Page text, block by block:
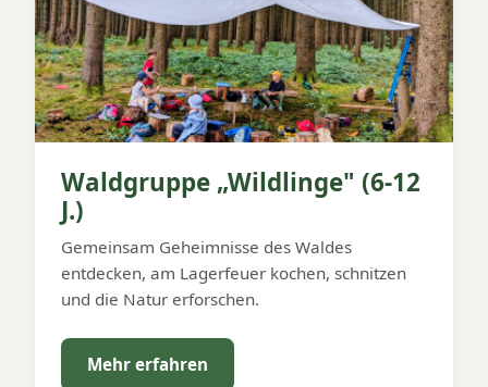
Waldgruppe „Wildlinge" (6-12
J.)
Gemeinsam Geheimnisse des Waldes
entdecken, am Lagerfeuer kochen, schnitzen
und die Natur erforschen.
Mehr erfahren